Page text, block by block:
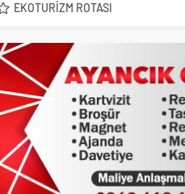
EKOTURIZM ROTASI